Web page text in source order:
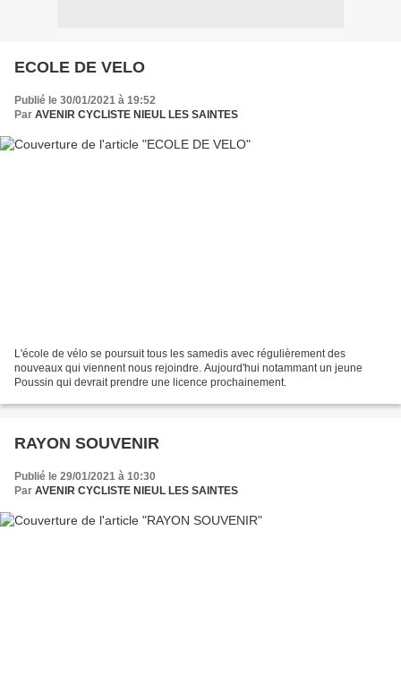
ECOLE DE VELO
Publié le 30/01/2021 à 19:52
Par AVENIR CYCLISTE NIEUL LES SAINTES
L'école de vélo se poursuit tous les samedis avec régulièrement des
nouveaux qui viennent nous rejoindre. Aujourd'hui notammant un jeune
Poussin qui devrait prendre une licence prochainement.
RAYON SOUVENIR
Publié le 29/01/2021 à 10:30
Par AVENIR CYCLISTE NIEUL LES SAINTES